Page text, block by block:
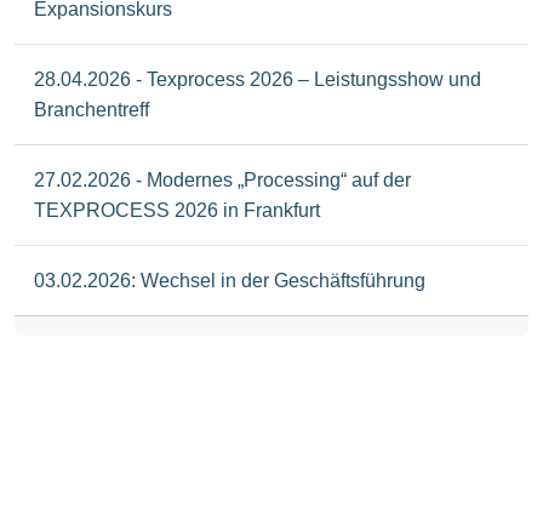
Expansionskurs
28.04.2026 - Texprocess 2026 – Leistungsshow und
Branchentreff
27.02.2026 - Modernes „Processing“ auf der
TEXPROCESS 2026 in Frankfurt
03.02.2026: Wechsel in der Geschäftsführung